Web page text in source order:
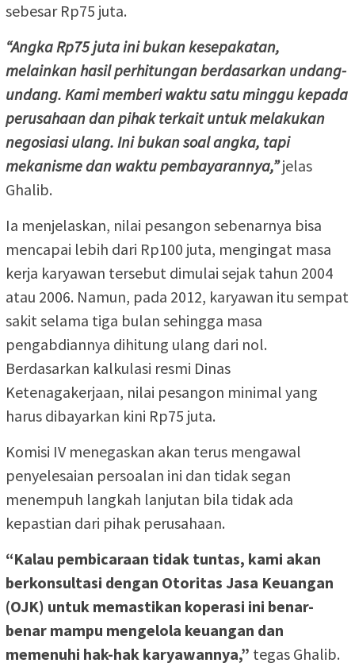
sebesar Rp75 juta.
“Angka Rp75 juta ini bukan kesepakatan,
melainkan hasil perhitungan berdasarkan undang-
undang. Kami memberi waktu satu minggu kepada
perusahaan dan pihak terkait untuk melakukan
negosiasi ulang. Ini bukan soal angka, tapi
mekanisme dan waktu pembayarannya,”jelas
Ghalib.
Ia menjelaskan, nilai pesangon sebenarnya bisa
mencapai lebih dari Rp100 juta, mengingat masa
kerja karyawan tersebut dimulai sejak tahun 2004
atau 2006. Namun, pada 2012, karyawan itu sempat
sakit selama tiga bulan sehingga masa
pengabdiannya dihitung ulang dari nol.
Berdasarkan kalkulasi resmi Dinas
Ketenagakerjaan, nilai pesangon minimal yang
harus dibayarkan kini Rp75 juta.
Komisi IV menegaskan akan terus mengawal
penyelesaian persoalan ini dan tidak segan
menempuh langkah lanjutan bila tidak ada
kepastian dari pihak perusahaan.
“Kalau pembicaraan tidak tuntas, kami akan
berkonsultasi dengan Otoritas Jasa Keuangan
(OJK) untuk memastikan koperasi ini benar-
benar mampu mengelola keuangan dan
memenuhi hak-hak karyawannya,” tegas Ghalib.